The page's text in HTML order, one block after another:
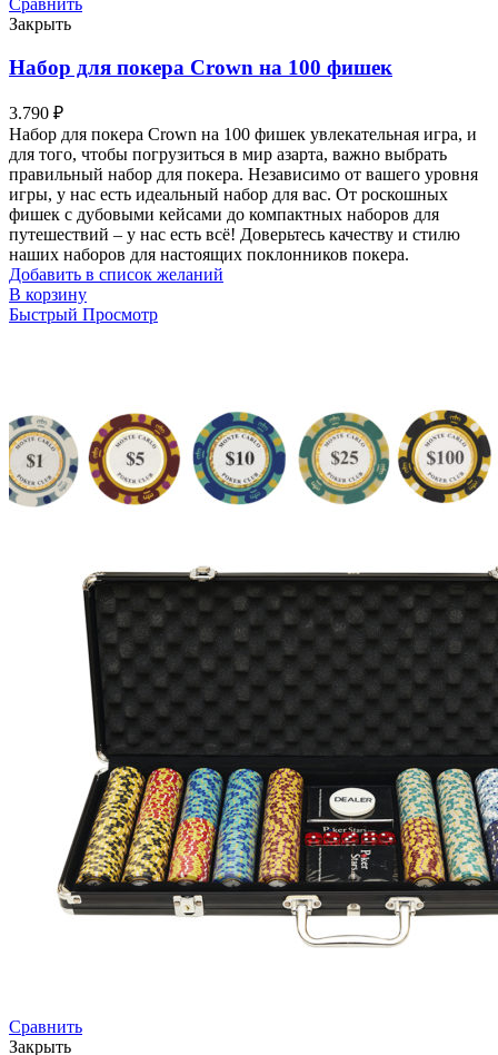
Сравнить
Закрыть
Набор для покера Crown на 100 фишек
3.790 ₽
Набор для покера Crown на 100 фишек увлекательная игра, и
для того, чтобы погрузиться в мир азарта, важно выбрать
правильный набор для покера. Независимо от вашего уровня
игры, у нас есть идеальный набор для вас. От роскошных
фишек с дубовыми кейсами до компактных наборов для
путешествий – у нас есть всё! Доверьтесь качеству и стилю
наших наборов для настоящих поклонников покера.
Добавить в список желаний
В корзину
Быстрый Просмотр
Сравнить
Закрыть